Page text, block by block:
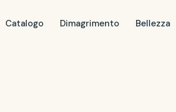
Catalogo Dimagrimento Bellezza